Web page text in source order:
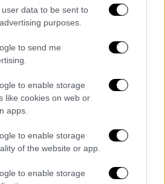
data to be sent to
purposes.
to send me
to enable storage
like cookies on web or
apps.
to enable storage
of the website or app.
to enable storage
του Ελεγκτικού
την τραγική κατάσταση
νοσοκομεία δεν
χρεώνουν τις
- Δύσκολη η εξίσωση: Πώς
το
τοπίο και τι μηνύματα